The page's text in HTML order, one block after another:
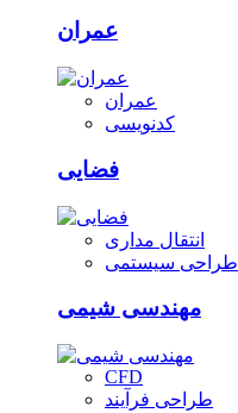
عمران
عمران
کدنویسی
فضایی
انتقال مداری
طراحی سیستمی
مهندسی شیمی
CFD
طراحی فرآیند